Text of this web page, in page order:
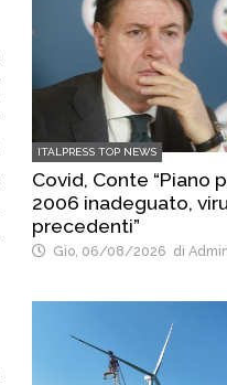
ITALPRESS TOP NEWS
Covid, Conte “Piano
2006 inadeguato,
precedenti”
Gio, 06/08/2026 di